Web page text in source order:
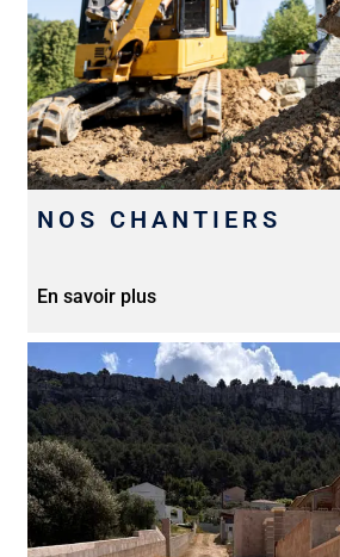
NOS CHANTIERS
En savoir plus